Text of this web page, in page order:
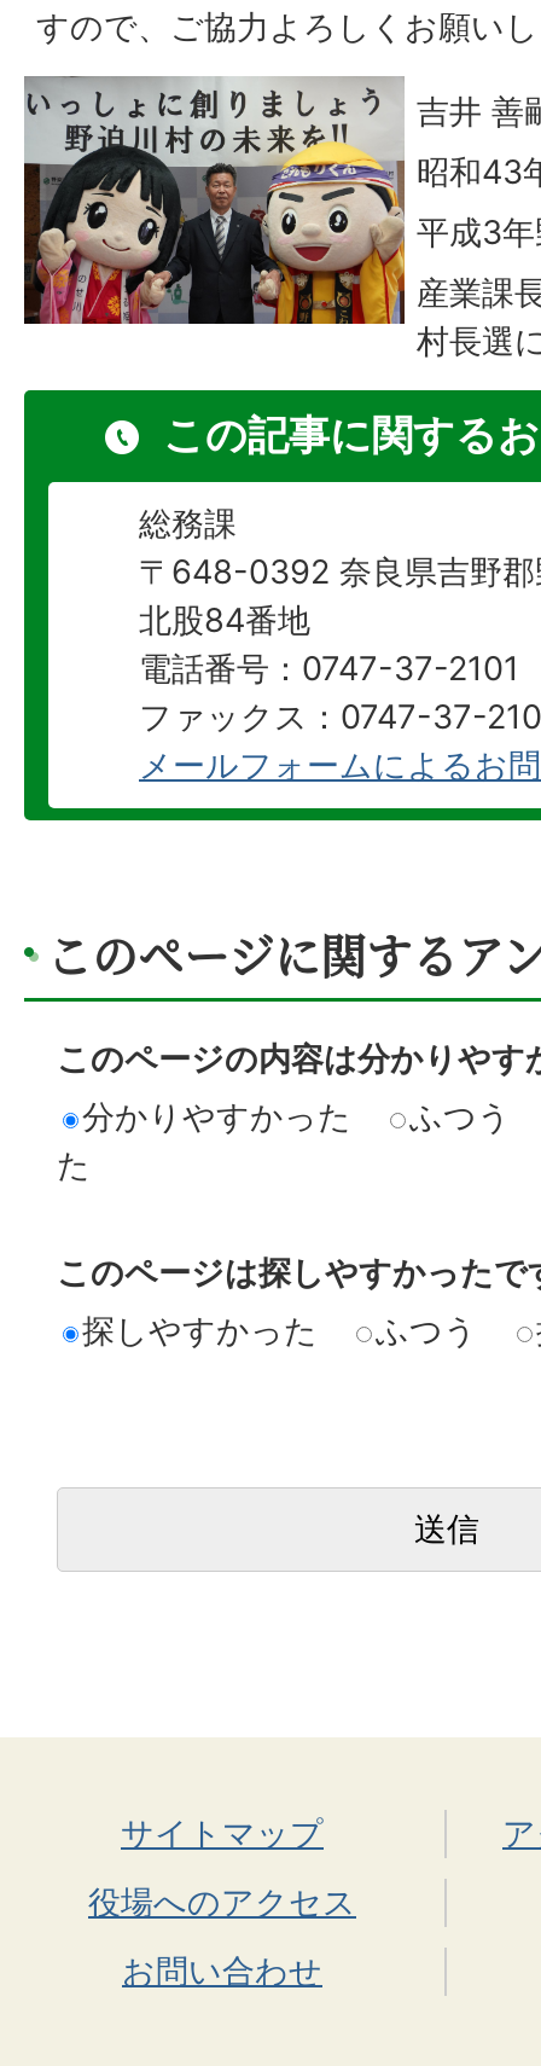
すので、ご協力よろしくお願い
吉井 善
昭和43
平成3
産業課
村長選
この記事に関する
総務課
〒648-0392 奈良県吉野郡
北股84番地
電話番号：0747-37-2101
ファックス：0747-37-
メールフォームによるお
このページに関するア
このページの内容は分かりやす
分かりやすかった
ふつう
た
このページは探しやすかったで
探しやすかった
ふつう
サイトマップ
役場へのアクセス
お問い合わせ